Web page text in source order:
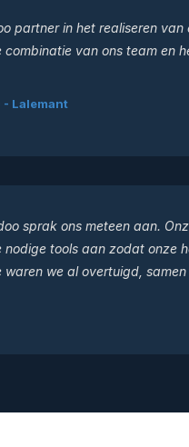
partner in het realiseren
combinatie van ons team en
- Lalemant
sprak ons meteen aan.
nodige tools aan zodat
waren we al overtuigd,